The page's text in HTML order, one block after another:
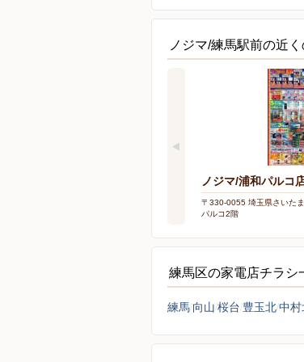
ノジマ/練馬駅前の近
ノジマ/浦和パルコ
〒330-0055 埼玉県さいた
パルコ2階
練馬区の家電店チラシ
練馬 向山 桜台 豊玉北中村